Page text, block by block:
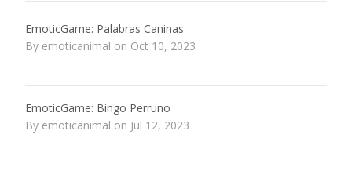
EmoticGame: Palabras Caninas
By emoticanimal on Oct 10, 2023
EmoticGame: Bingo Perruno
By emoticanimal on Jul 12, 2023